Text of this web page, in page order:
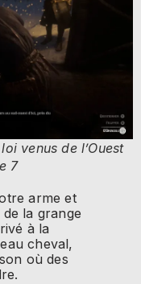
venus de l’Ouest
7
arme et
la grange
à la
cheval,
où des